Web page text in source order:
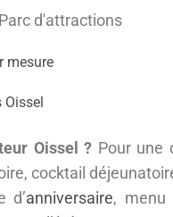
Parc d'attractions
mesure
Oissel ? Pour une
cocktail
d’anniversaire, menu